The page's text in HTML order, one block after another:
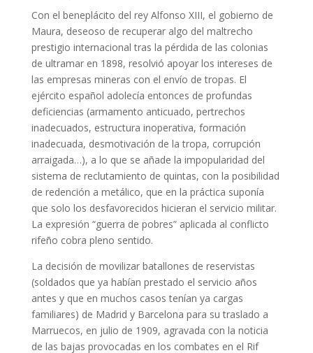
Con el beneplácito del rey Alfonso XIII, el gobierno de
Maura, deseoso de recuperar algo del maltrecho
prestigio internacional tras la pérdida de las colonias
de ultramar en 1898, resolvió apoyar los intereses de
las empresas mineras con el envío de tropas. El
ejército español adolecía entonces de profundas
deficiencias (armamento anticuado, pertrechos
inadecuados, estructura inoperativa, formación
inadecuada, desmotivación de la tropa, corrupción
arraigada…), a lo que se añade la impopularidad del
sistema de reclutamiento de quintas, con la posibilidad
de redención a metálico, que en la práctica suponía
que solo los desfavorecidos hicieran el servicio militar.
La expresión “guerra de pobres” aplicada al conflicto
rifeño cobra pleno sentido.
La decisión de movilizar batallones de reservistas
(soldados que ya habían prestado el servicio años
antes y que en muchos casos tenían ya cargas
familiares) de Madrid y Barcelona para su traslado a
Marruecos, en julio de 1909, agravada con la noticia
de las bajas provocadas en los combates en el Rif